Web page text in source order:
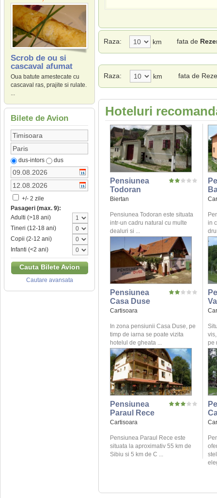
Scrob de ou si
cascaval afumat
Oua batute amestecate cu
cascaval ras, prajite si rulate.
...
Bilete de Avion
dus-intors dus
+/- 2 zile
Pasageri (max. 9):
Adulti (>18 ani)
Tineri (12-18 ani)
Copii (2-12 ani)
Infanti (<2 ani)
Cauta Bilete Avion
Cautare avansata
Raza: km fata de
Raza: km fata de
Hoteluri
Pensiunea
Todoran
Biertan
Pensiunea Todoran este situata
intr-un cadru natural cu multe
dealuri si ...
in
Pensiunea
Casa Duse
Cartisoara
In zona pensiunii Casa Duse, pe
timp de iarna se poate vizita
hotelul de gheata ...
pe
Pensiunea
Paraul Rece
Cartisoara
Pensiunea Paraul Rece este
situata la aproximativ 55 km de
Sibiu si 5 km de C ...